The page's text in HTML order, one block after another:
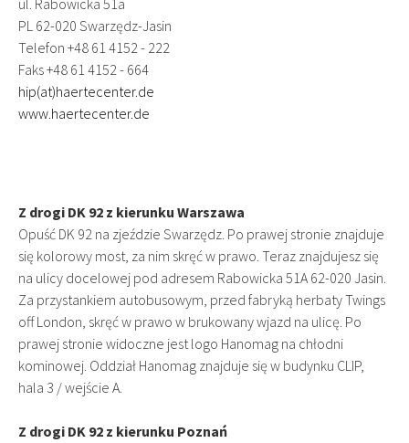
ul. Rabowicka 51a
PL 62-020 Swarzędz-Jasin
Telefon +48 61 4152 - 222
Faks +48 61 4152 - 664
hip(at)haertecenter.de
www.haertecenter.de
Z drogi DK 92 z kierunku Warszawa
Opuść DK 92 na zjeździe Swarzędz. Po prawej stronie znajduje
się kolorowy most, za nim skręć w prawo. Teraz znajdujesz się
na ulicy docelowej pod adresem Rabowicka 51A 62-020 Jasin.
Za przystankiem autobusowym, przed fabryką herbaty Twings
off London, skręć w prawo w brukowany wjazd na ulicę. Po
prawej stronie widoczne jest logo Hanomag na chłodni
kominowej. Oddział Hanomag znajduje się w budynku CLIP,
hala 3 / wejście A.
Z drogi DK 92 z kierunku Poznań